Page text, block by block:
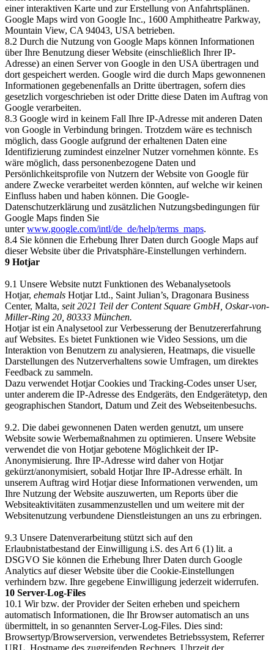
einer interaktiven Karte und zur Erstellung von Anfahrtsplänen.
Google Maps wird von Google Inc., 1600 Amphitheatre Parkway,
Mountain View, CA 94043, USA betrieben.
8.2 Durch die Nutzung von Google Maps können Informationen
über Ihre Benutzung dieser Website (einschließlich Ihrer IP-
Adresse) an einen Server von Google in den USA übertragen und
dort gespeichert werden. Google wird die durch Maps gewonnenen
Informationen gegebenenfalls an Dritte übertragen, sofern dies
gesetzlich vorgeschrieben ist oder Dritte diese Daten im Auftrag von
Google verarbeiten.
8.3 Google wird in keinem Fall Ihre IP-Adresse mit anderen Daten
von Google in Verbindung bringen. Trotzdem wäre es technisch
möglich, dass Google aufgrund der erhaltenen Daten eine
Identifizierung zumindest einzelner Nutzer vornehmen könnte. Es
wäre möglich, dass personenbezogene Daten und
Persönlichkeitsprofile von Nutzern der Website von Google für
andere Zwecke verarbeitet werden könnten, auf welche wir keinen
Einfluss haben und haben können. Die Google-
Datenschutzerklärung und zusätzlichen Nutzungsbedingungen für
Google Maps finden Sie
unterwww.google.com/intl/de_de/help/terms_maps.
8.4 Sie können die Erhebung Ihrer Daten durch Google Maps auf
dieser Website über die Privatsphäre-Einstellungen verhindern.
9 Hotjar
9.1 Unsere Website nutzt Funktionen des Webanalysetools
Hotjar, ehemals Hotjar Ltd., Saint Julian’s, Dragonara Business
Center, Malta, seit 2021 Teil der Content Square GmbH, Oskar-von-
Miller-Ring 20, 80333 München.
Hotjar ist ein Analysetool zur Verbesserung der Benutzererfahrung
auf Websites. Es bietet Funktionen wie Video Sessions, um die
Interaktion von Benutzern zu analysieren, Heatmaps, die visuelle
Darstellungen des Nutzerverhaltens sowie Umfragen, um direktes
Feedback zu sammeln.
Dazu verwendet Hotjar Cookies und Tracking-Codes unser User,
unter anderem die IP-Adresse des Endgeräts, den Endgerätetyp, den
geographischen Standort, Datum und Zeit des Webseitenbesuchs.
9.2. Die dabei gewonnenen Daten werden genutzt, um unsere
Website sowie Werbemaßnahmen zu optimieren. Unsere Website
verwendet die von Hotjar gebotene Möglichkeit der IP-
Anonymisierung. Ihre IP-Adresse wird daher von Hotjar
gekürzt/anonymisiert, sobald Hotjar Ihre IP-Adresse erhält. In
unserem Auftrag wird Hotjar diese Informationen verwenden, um
Ihre Nutzung der Website auszuwerten, um Reports über die
Websiteaktivitäten zusammenzustellen und um weitere mit der
Websitenutzung verbundene Dienstleistungen an uns zu erbringen.
9.3 Unsere Datenverarbeitung stützt sich auf den
Erlaubnistatbestand der Einwilligung i.S. des Art 6 (1) lit. a
DSGVO Sie können die Erhebung Ihrer Daten durch Google
Analytics auf dieser Website über die Cookie-Einstellungen
verhindern bzw. Ihre gegebene Einwilligung jederzeit widerrufen.
10 Server-Log-Files
10.1 Wir bzw. der Provider der Seiten erheben und speichern
automatisch Informationen, die Ihr Browser automatisch an uns
übermittelt, in so genannten Server-Log-Files. Dies sind:
Browsertyp/Browserversion, verwendetes Betriebssystem, Referrer
URL, Hostname des zugreifenden Rechners, Uhrzeit der